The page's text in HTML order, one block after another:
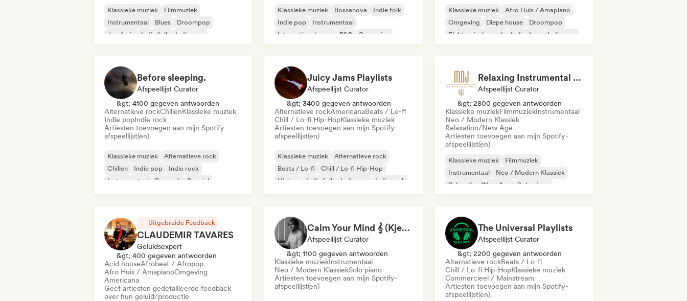
Klassieke muziek
Filmmuziek
Instrumentaal
Blues
Droompop
Jazzfusie
Indie folk Indie pop
Klassieke muziek Bossanova
Indie folk
Indie pop
Instrumentaal
Internationale pop
R&B Omgeving
Klassieke muziek
Afro Huis / Amapiano
Omgeving
Diepe house
Droompop
Elektronische rock
Indie dans Indie pop
Before sleeping.
Afspeellijst Curator
&gt; 4100 gegeven antwoorden
Alternatieve rockChillenKlassieke muziek
Indie popIndie rock
Artiesten toevoegen aan mijn Spotify-
afspeellijst(en)
Klassieke muziek
Alternatieve rock
Chillen
Indie pop
Indie rock
Instrumentaal
Poprock Popziel
Juicy Jams Playlists
Afspeellijst Curator
&gt; 3400 gegeven antwoorden
Alternatieve rockAmericanaBeats / Lo-fi
Chill / Lo-fi Hip-HopKlassieke muziek
Artiesten toevoegen aan mijn Spotify-
afspeellijst(en)
Klassieke muziek
Alternatieve rock
Beats / Lo-fi
Chill / Lo-fi Hip-Hop
Hiphop
Indie folk Indie pop Indie rock
Relaxing Instrumental (MDJ Matthias De Jaeger)
Afspeellijst Curator
&gt; 2800 gegeven antwoorden
Klassieke muziekFilmmuziekInstrumentaal
Neo / Modern Klassiek
Relaxation/New Age
Artiesten toevoegen aan mijn Spotify-
afspeellijst(en)
Klassieke muziek
Filmmuziek
Instrumentaal
Neo / Modern Klassiek
Relaxation/New Age
Solo piano
Uitgebreide Feedback
CLAUDEMIR TAVARES
Geluidsexpert
&gt; 400 gegeven antwoorden
Acid houseAfrobeat / Afropop
Afro Huis / AmapianoOmgeving
Americana
Geef artiesten gedetailleerde feedback
over hun geluid/productie
Calm Your Mind 𝄞 (Kjell Sønksen)
Afspeellijst Curator
&gt; 1100 gegeven antwoorden
Klassieke muziekInstrumentaal
Neo / Modern KlassiekSolo piano
Artiesten toevoegen aan mijn Spotify-
afspeellijst(en)
The Universal Playlists
Afspeellijst Curator
&gt; 2200 gegeven antwoorden
Alternatieve rockBeats / Lo-fi
Chill / Lo-fi Hip-HopKlassieke muziek
Commercieel / Mainstream
Artiesten toevoegen aan mijn Spotify-
afspeellijst(en)